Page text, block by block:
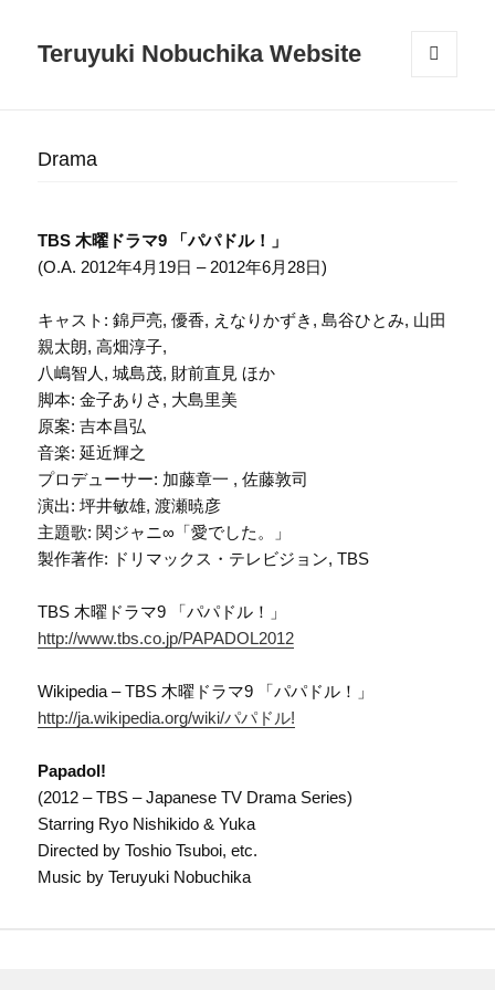
Teruyuki Nobuchika Website
Drama
TBS 木曜ドラマ9 「パパドル！」
(O.A. 2012年4月19日 – 2012年6月28日)
キャスト: 錦戸亮, 優香, えなりかずき, 島谷ひとみ, 山田
親太朗, 高畑淳子,
八嶋智人, 城島茂, 財前直見 ほか
脚本: 金子ありさ, 大島里美
原案: 吉本昌弘
音楽: 延近輝之
プロデューサー: 加藤章一 , 佐藤敦司
演出: 坪井敏雄, 渡瀬暁彦
主題歌: 関ジャニ∞「愛でした。」
製作著作: ドリマックス・テレビジョン, TBS
TBS 木曜ドラマ9 「パパドル！」
http://www.tbs.co.jp/PAPADOL2012
Wikipedia – TBS 木曜ドラマ9 「パパドル！」
http://ja.wikipedia.org/wiki/パパドル!
Papadol!
(2012 – TBS – Japanese TV Drama Series)
Starring Ryo Nishikido & Yuka
Directed by Toshio Tsuboi, etc.
Music by Teruyuki Nobuchika